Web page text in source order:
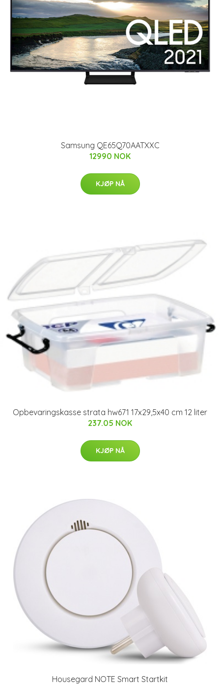
Samsung QE65Q70AATXXC
12990 NOK
KJØP NÅ
Opbevaringskasse strata hw671 17x29,5x40 cm 12 liter
237.05 NOK
KJØP NÅ
Housegard NOTE Smart Startkit